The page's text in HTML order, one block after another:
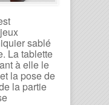
sablé
La tablette
à elle le
la pose de
la partie